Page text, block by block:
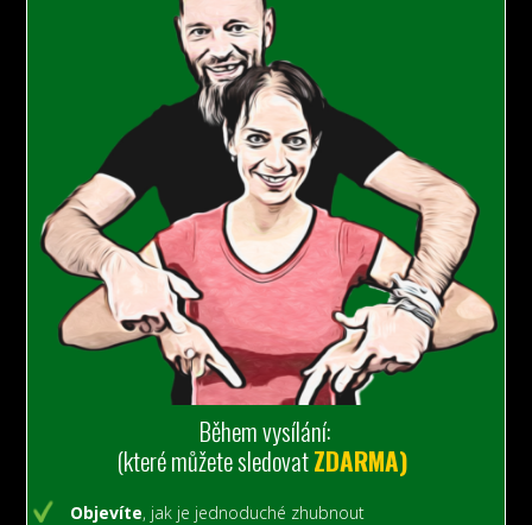
Během vysílání:
(které můžete sledovatZDARMA)
Objevíte, jak je jednoduché zhubnout